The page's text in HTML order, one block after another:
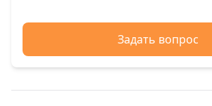
Задать вопрос